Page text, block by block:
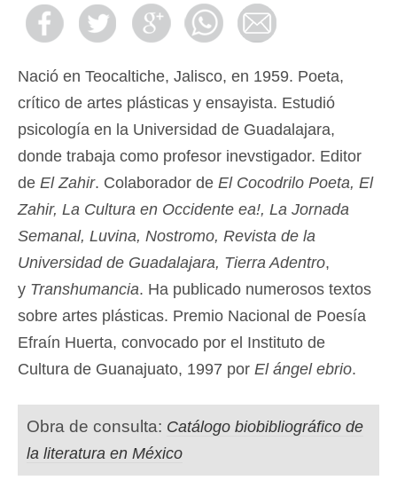
Nació en Teocaltiche, Jalisco, en 1959. Poeta,
crítico de artes plásticas y ensayista. Estudió
psicología en la Universidad de Guadalajara,
donde trabaja como profesor inevstigador. Editor
de El Zahir. Colaborador de El Cocodrilo Poeta, El
Zahir, La Cultura en Occidente ea!, La Jornada
Semanal, Luvina, Nostromo, Revista de la
Universidad de Guadalajara, Tierra Adentro,
y Transhumancia. Ha publicado numerosos textos
sobre artes plásticas. Premio Nacional de Poesía
Efraín Huerta, convocado por el Instituto de
Cultura de Guanajuato, 1997 por El ángel ebrio.
Obra de consulta: Catálogo biobibliográfico de
la literatura en México